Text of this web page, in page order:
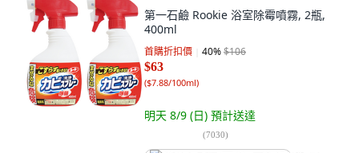
第一石鹼 Rookie 浴室除霉噴霧, 2瓶,
400ml
首購折扣價 40%$106
$63
($7.88/100ml)
明天 8/9 (日) 預計送達
(7030)